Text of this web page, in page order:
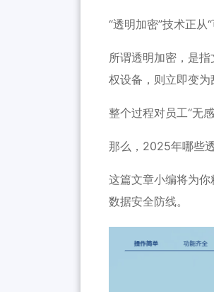
“透明加密”技术正从“
所谓透明加密，是
权设备，则立即变为
整个过程对员工“无
那么，2025年哪些
这篇文章小编将为
数据安全防线。